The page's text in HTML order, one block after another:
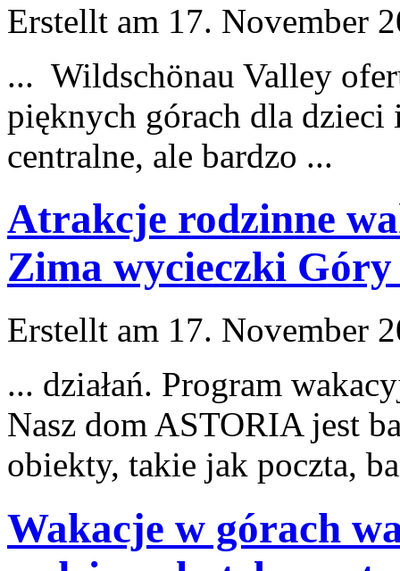
Erstellt am 17. November
... Wildschönau Valley
pięknych górach dla
centralne, ale bardzo ...
Atrakcje rodzinne
Zima wycieczki
Erstellt am 17. November
... działań. Program
Nasz dom ASTORIA jest
obiekty, takie jak poczta,
Wakacje w górach